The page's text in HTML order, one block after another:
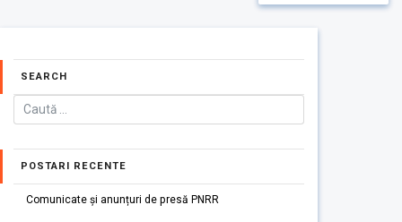
SEARCH
POSTARI RECENTE
Comunicate și anunțuri de presă PNRR